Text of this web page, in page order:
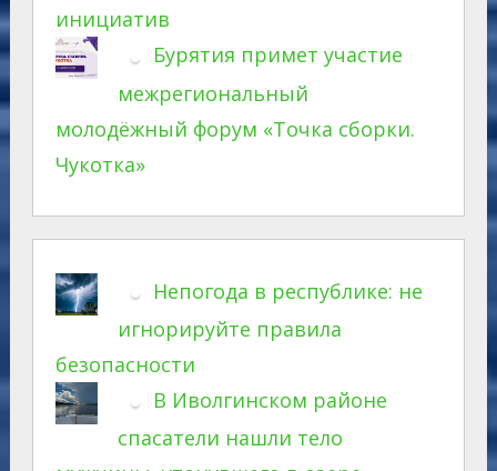
инициатив
Бурятия примет участие
межрегиональный
молодёжный форум «Точка сборки.
Чукотка»
Непогода в республике: не
игнорируйте правила
безопасности
В Иволгинском районе
спасатели нашли тело